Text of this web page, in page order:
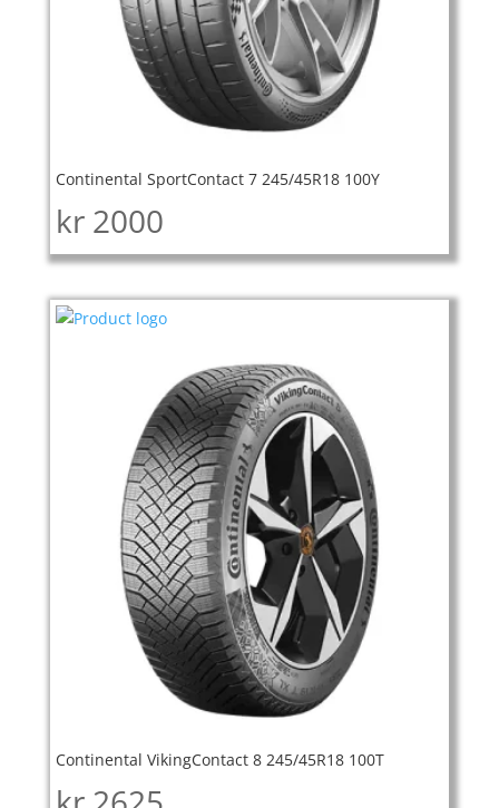
Continental SportContact 7 245/45R18 100Y
kr 2000
Continental VikingContact 8 245/45R18 100T